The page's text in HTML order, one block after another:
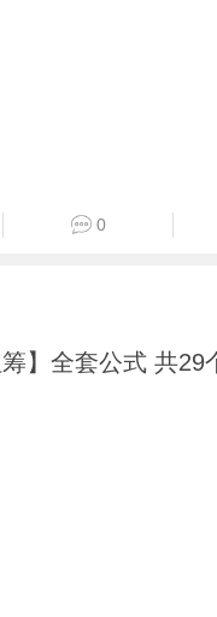
0
】全套公式 共29